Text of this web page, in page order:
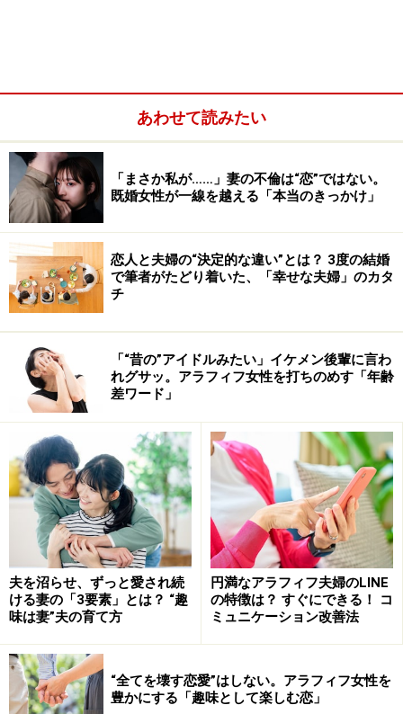
1：一方的なマザコンならば、気にする必要
はなし
「うちの母親は～」などの枕詞で何かと母親の自慢をし
たり、「それに比べて君は……」と比較されたりしたら、
いい気分はしません。だけどそれは、純粋に母親のこと
を尊敬している証拠。毒親に洗脳されているような親子
関係でもなければ、さほど気にしなくてもいいと思いま
す。
「本当に素晴らしい人だね」と同意しておけば、彼はご
機嫌でしょう。比較されたら「お義母さんくらいの年齢
になったら、私も……」と「キャリア（年齢）の差」を理
由にかわしておけばいいのです。永遠に変わらない年齢
差をタテに「若いぶん未熟なのは当然」と諭せば、それ
あわせて読みたい
「まさか私が……」妻の不倫は“恋”ではない。
既婚女性が一線を越える「本当のきっかけ」
恋人と夫婦の“決定的な違い”とは？ 3度の結婚
で筆者がたどり着いた、「幸せな夫婦」のカタ
チ
「“昔の”アイドルみたい」イケメン後輩に言わ
れグサッ。アラフィフ女性を打ちのめす「年齢
差ワード」
夫を沼らせ、ずっと愛され続
ける妻の「3要素」とは？ “趣
味は妻”夫の育て方
円満なアラフィフ夫婦のLINE
の特徴は？ すぐにできる！ コ
ミュニケーション改善法
“全てを壊す恋愛”はしない。アラフィフ女性を
豊かにする「趣味として楽しむ恋」